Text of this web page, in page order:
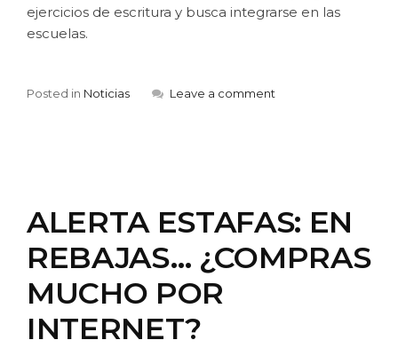
ejercicios de escritura y busca integrarse en las
escuelas.
Posted in Noticias Leave a comment
ALERTA ESTAFAS: EN
REBAJAS… ¿COMPRAS
MUCHO POR
INTERNET?